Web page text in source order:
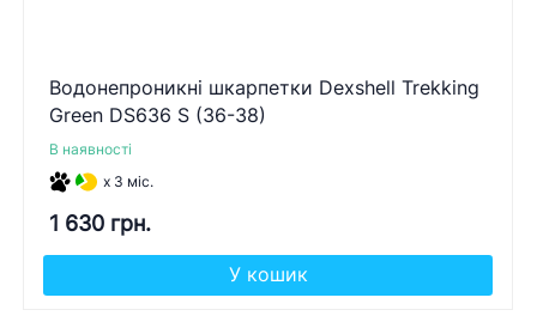
Водонепроникні шкарпетки Dexshell Trekking
Green DS636 S (36-38)
В наявності
x 3 міс.
1 630 грн.
У кошик